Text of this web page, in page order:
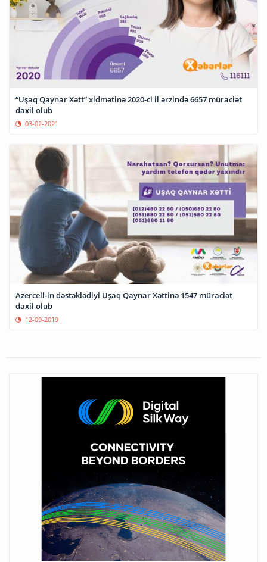
“Uşaq Qaynar Xətt” xidmətinə 2020-ci il ərzində 6657 müraciət
daxil olub
03-02-2021
Azercell-in dəstəklədiyi Uşaq Qaynar Xəttinə 1547 müraciət
daxil olub
12-09-2019